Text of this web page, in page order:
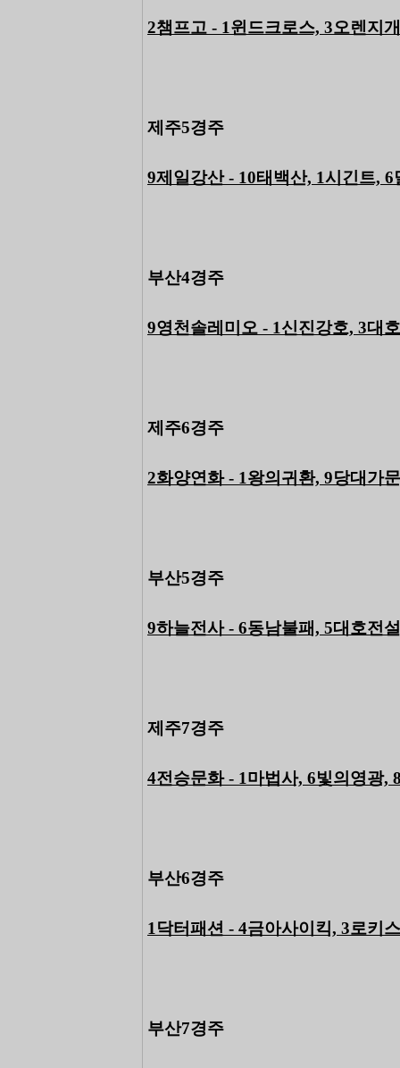
2챔프고 - 1윈드크로스, 3오렌지
제주5경주
9제일강산 - 10태백산, 1시긴트, 6
부산4경주
9영천솔레미오 - 1신진강호, 3대
제주6경주
2화양연화 - 1왕의귀환, 9당대가
부산5경주
9하늘전사 - 6동남불패, 5대호전
제주7경주
4전승문화 - 1마법사, 6빛의영광,
부산6경주
1닥터패션 - 4금아사이킥, 3로키
부산7경주